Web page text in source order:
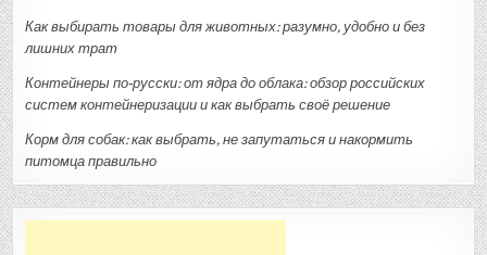
Как выбирать товары для животных: разумно, удобно и без
лишних трат
Контейнеры по‑русски: от ядра до облака: обзор российских
систем контейнеризации и как выбрать своё решение
Корм для собак: как выбрать, не запутаться и накормить
питомца правильно